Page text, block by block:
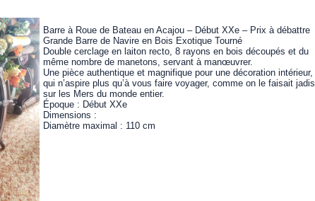
Barre à Roue de Bateau en Acajou – Début XXe – Prix à débattre
Grande Barre de Navire en Bois Exotique Tourné
Double cerclage en laiton recto, 8 rayons en bois découpés et du
même nombre de manetons, servant à manœuvrer.
Une pièce authentique et magnifique pour une décoration intérieur,
qui n’aspire plus qu’à vous faire voyager, comme on le faisait jadis
sur les Mers du monde entier.
Époque : Début XXe
Dimensions :
Diamètre maximal : 110 cm